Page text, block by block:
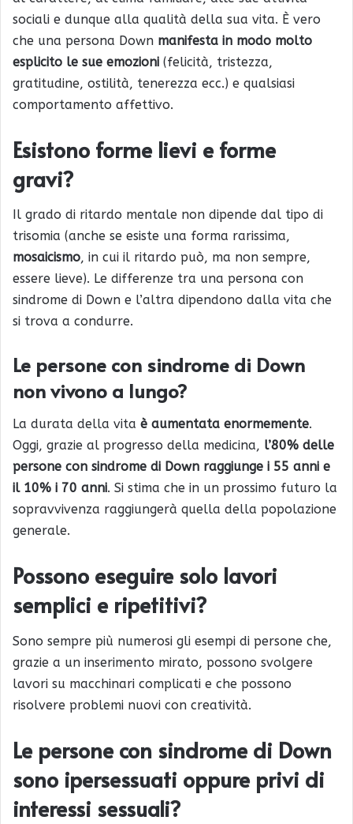
sociali e dunque alla qualità della sua vita. È vero
che una persona Down manifesta in modo molto
esplicito le sue emozioni (felicità, tristezza,
gratitudine, ostilità, tenerezza ecc.) e qualsiasi
comportamento affettivo.
Esistono forme lievi e forme
gravi?
Il grado di ritardo mentale non dipende dal tipo di
trisomia (anche se esiste una forma rarissima,
mosaicismo, in cui il ritardo può, ma non sempre,
essere lieve). Le differenze tra una persona con
sindrome di Down e l’altra dipendono dalla vita che
si trova a condurre.
Le persone con sindrome di Down
non vivono a lungo?
La durata della vita è aumentata enormemente.
Oggi, grazie al progresso della medicina, l’80% delle
persone con sindrome di Down raggiunge i 55 anni e
il 10% i 70 anni. Si stima che in un prossimo futuro la
sopravvivenza raggiungerà quella della popolazione
generale.
Possono eseguire solo lavori
semplici e ripetitivi?
Sono sempre più numerosi gli esempi di persone che,
grazie a un inserimento mirato, possono svolgere
lavori su macchinari complicati e che possono
risolvere problemi nuovi con creatività.
Le persone con sindrome di Down
sono ipersessuati oppure privi di
interessi sessuali?